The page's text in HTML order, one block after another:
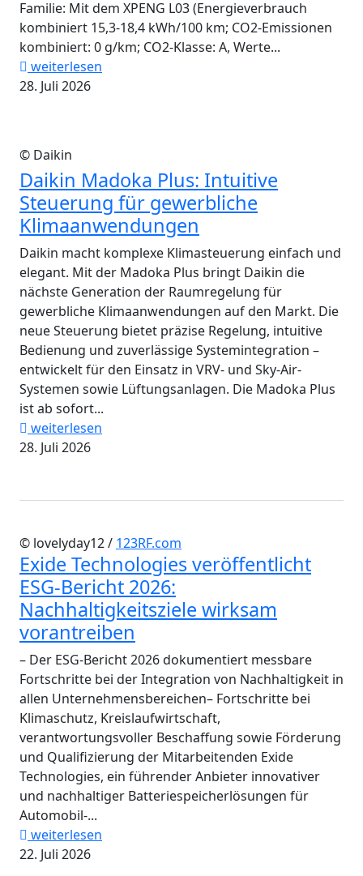
Familie: Mit dem XPENG L03 (Energieverbrauch
kombiniert 15,3-18,4 kWh/100 km; CO2-Emissionen
kombiniert: 0 g/km; CO2-Klasse: A, Werte...
weiterlesen
28. Juli 2026
© Daikin
Daikin Madoka Plus: Intuitive
Steuerung für gewerbliche
Klimaanwendungen
Daikin macht komplexe Klimasteuerung einfach und
elegant. Mit der Madoka Plus bringt Daikin die
nächste Generation der Raumregelung für
gewerbliche Klimaanwendungen auf den Markt. Die
neue Steuerung bietet präzise Regelung, intuitive
Bedienung und zuverlässige Systemintegration –
entwickelt für den Einsatz in VRV- und Sky-Air-
Systemen sowie Lüftungsanlagen. Die Madoka Plus
ist ab sofort...
weiterlesen
28. Juli 2026
© lovelyday12 / 123RF.com
Exide Technologies veröffentlicht
ESG-Bericht 2026:
Nachhaltigkeitsziele wirksam
vorantreiben
– Der ESG-Bericht 2026 dokumentiert messbare
Fortschritte bei der Integration von Nachhaltigkeit in
allen Unternehmensbereichen– Fortschritte bei
Klimaschutz, Kreislaufwirtschaft,
verantwortungsvoller Beschaffung sowie Förderung
und Qualifizierung der Mitarbeitenden Exide
Technologies, ein führender Anbieter innovativer
und nachhaltiger Batteriespeicherlösungen für
Automobil-...
weiterlesen
22. Juli 2026